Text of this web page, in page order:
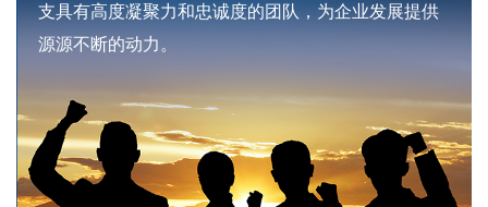
支具有高度凝聚力和忠诚度的团队，为企业发展提供
源源不断的动力。